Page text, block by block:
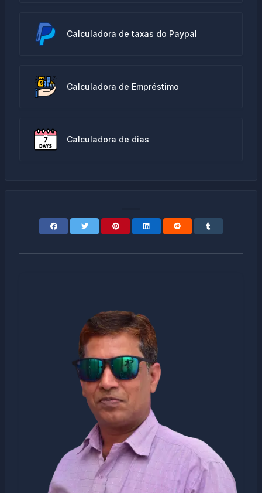
Calculadora de taxas do Paypal
Calculadora de Empréstimo
Calculadora de dias